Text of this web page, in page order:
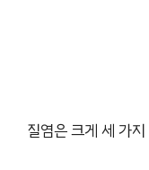
질염은 크게 세 가